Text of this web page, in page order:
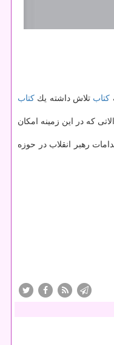
كتاب تلاش داشته یك كتاب
كه در این زمینه امكان
رهبر انقلاب در حوزه